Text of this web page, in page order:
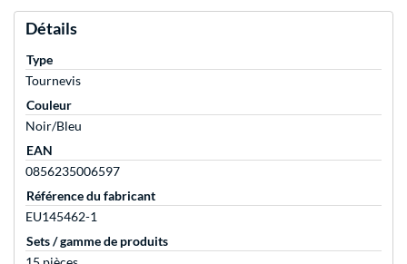
Détails
Type
Tournevis
Couleur
Noir/Bleu
EAN
0856235006597
Référence du fabricant
EU145462-1
Sets / gamme de produits